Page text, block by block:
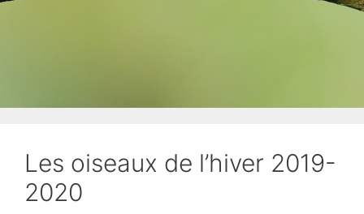
Les oiseaux de l’hiver 2019-
2020